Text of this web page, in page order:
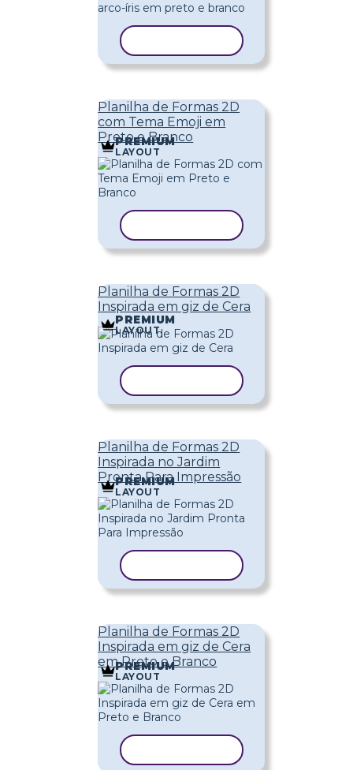
Planilha de Formas 2D
com Tema Emoji em
Preto e Branco
PREMIUM
LAYOUT
Planilha de Formas 2D
Inspirada em giz de Cera
PREMIUM
LAYOUT
Planilha de Formas 2D
Inspirada no Jardim
Pronta Para Impressão
PREMIUM
LAYOUT
Planilha de Formas 2D
Inspirada em giz de Cera
em Preto e Branco
PREMIUM
LAYOUT